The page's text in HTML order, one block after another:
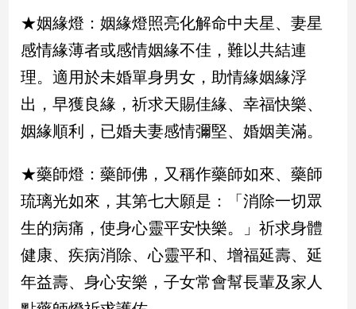
建
室
內
設
計
旅
食
星
座/
命
理
消
★姻緣燈：姻緣燈照亮化解命中夫星、妻星
感情緣薄者或感情姻緣不佳，難以共結連
理。適用於未婚單身男女，助情緣姻緣浮
出，早獲良緣，祈求天賜佳緣、幸福快樂、
姻緣順利，已婚夫妻感情彌堅、婚姻美滿。
★藥師燈：藥師佛，又稱作藥師如來、藥師
琉璃光如來，其第七大願是：「消除一切眾
生的病痛，使身心靈平安快樂。」祈求身體
健康、疾病消除、心靈平和、增福延壽、延
年益壽、身心安樂，子女常會幫長輩及家人